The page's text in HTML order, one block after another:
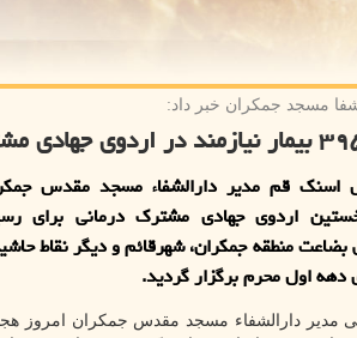
مسجد جمكران خبر داد:
اسنک قم مدیر دارالشفاء مسجد مقدس
اردوی جهادی مشترک درمانی برای
بضاعت منطقه جمکران، شهرقائم و دیگر نقاط
دهه اول محرم برگزار گردید.
مدیر دارالشفاء مسجد مقدس جمکران امروز